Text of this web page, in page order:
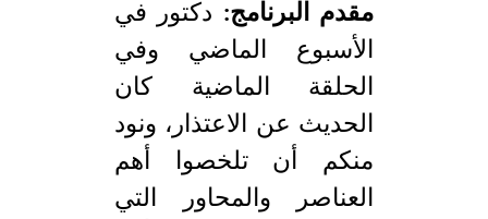
مقدم البرنامج: دكتور في
الأسبوع الماضي وفي
الحلقة الماضية كان
الحديث عن الاعتذار، ونود
منكم أن تلخصوا أهم
العناصر والمحاور التي